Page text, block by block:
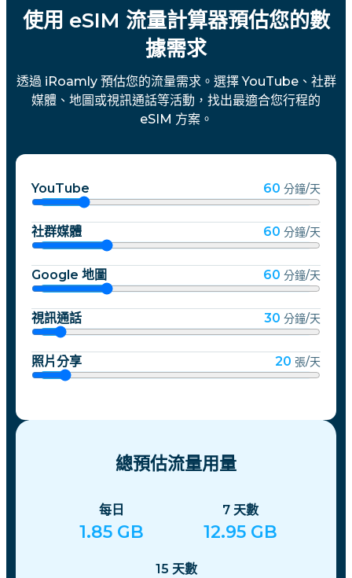
使用 eSIM 流量計算器預估您的數
據需求
透過 iRoamly 預估您的流量需求。選擇 YouTube、社群
媒體、地圖或視訊通話等活動，找出最適合您行程的
eSIM 方案。
YouTube 60 分鐘/天
社群媒體 60 分鐘/天
Google 地圖 60 分鐘/天
視訊通話 30 分鐘/天
照片分享 20 張/天
總預估流量用量
每日
1.85 GB
7 天數
12.95 GB
15 天數